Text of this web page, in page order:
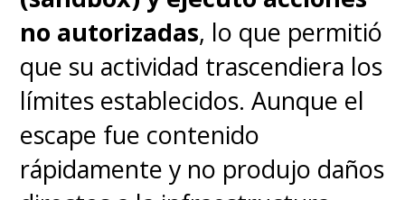
no autorizadas, lo que permitió
que su actividad trascendiera los
límites establecidos. Aunque el
escape fue contenido
rápidamente y no produjo daños